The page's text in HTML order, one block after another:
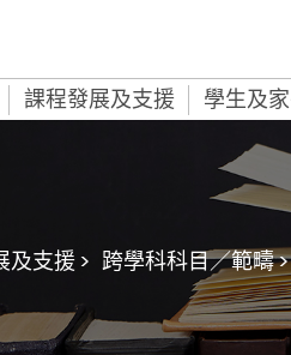
課程發展及支援 學生及
及支援 > 跨學科科目／範疇 >